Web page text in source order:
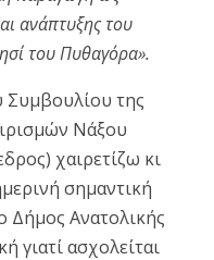
ανάπτυξης του
του Πυθαγόρα».
Συμβουλίου της
Νάξου
χαιρετίζω κι
σημαντική
Δήμος Ανατολικής
γιατί ασχολείται